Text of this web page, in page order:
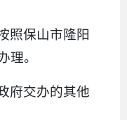
照保山市隆阳
理。
府交办的其他